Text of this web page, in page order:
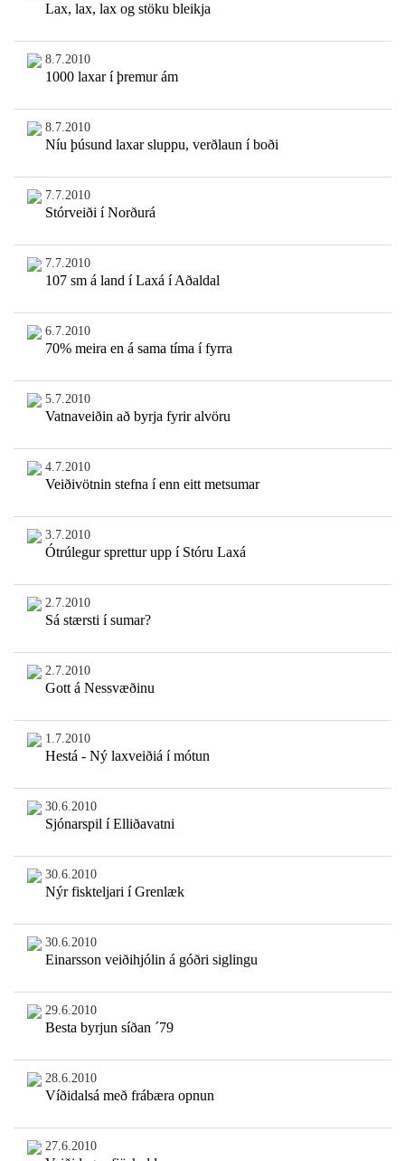
Lax, lax, lax og stöku bleikja
8.7.2010
1000 laxar í þremur ám
8.7.2010
Níu þúsund laxar sluppu, verðlaun í boði
7.7.2010
Stórveiði í Norðurá
7.7.2010
107 sm á land í Laxá í Aðaldal
6.7.2010
70% meira en á sama tíma í fyrra
5.7.2010
Vatnaveiðin að byrja fyrir alvöru
4.7.2010
Veiðivötnin stefna í enn eitt metsumar
3.7.2010
Ótrúlegur sprettur upp í Stóru Laxá
2.7.2010
Sá stærsti í sumar?
2.7.2010
Gott á Nessvæðinu
1.7.2010
Hestá - Ný laxveiðiá í mótun
30.6.2010
Sjónarspil í Elliðavatni
30.6.2010
Nýr fiskteljari í Grenlæk
30.6.2010
Einarsson veiðihjólin á góðri siglingu
29.6.2010
Besta byrjun síðan ´79
28.6.2010
Víðidalsá með frábæra opnun
27.6.2010